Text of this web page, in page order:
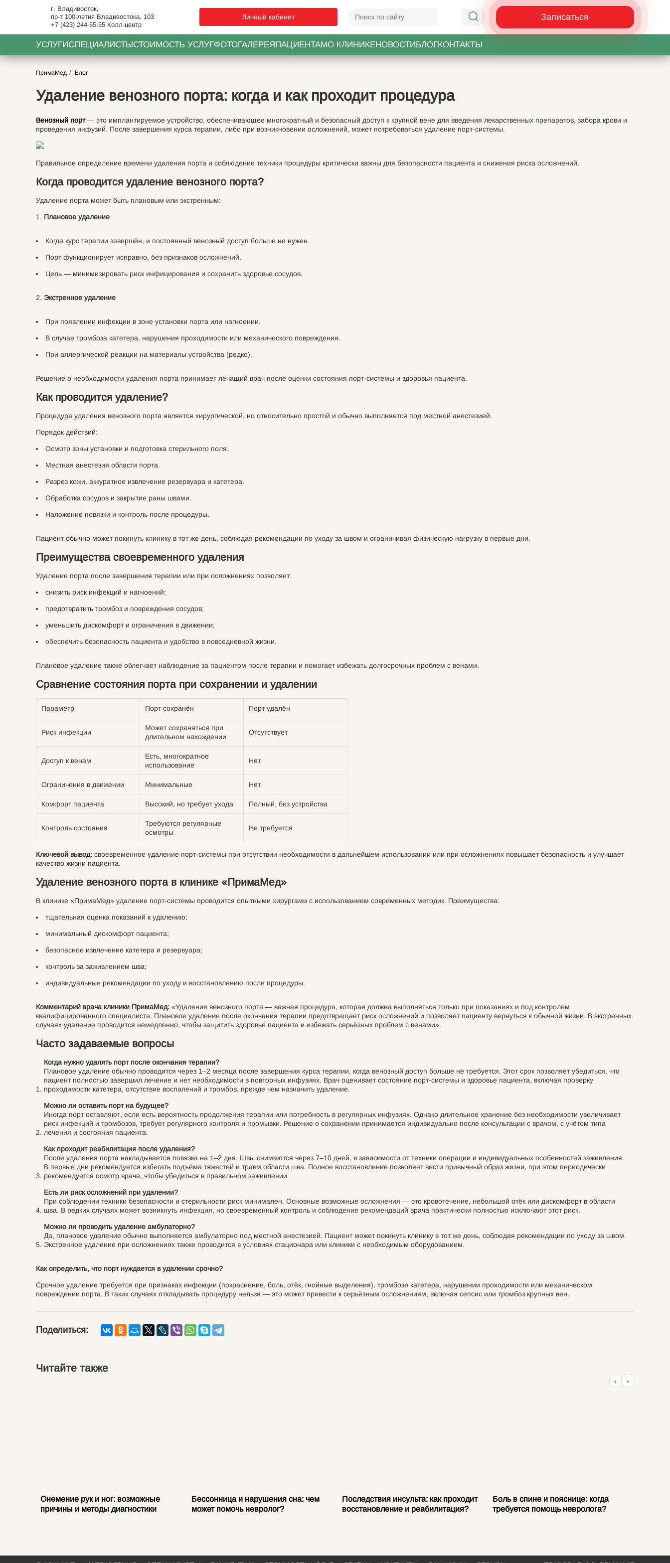
г. Владивосток,
пр-т 100-летия Владивостока, 103
+7 (423) 244-55-55 Колл-центр
Личный кабинет Записаться
УСЛУГИСПЕЦИАЛИСТЫСТОИМОСТЬ УСЛУГФОТОГАЛЕРЕЯПАЦИЕНТАМО КЛИНИКЕНОВОСТИБЛОГКОНТАКТЫ
ПримаМед Блог
Удаление венозного порта: когда и как проходит процедура
Венозный порт— это имплантируемое устройство, обеспечивающее многократный и безопасный доступ к крупной вене для введения лекарственных препаратов, забора крови и
проведения инфузий. После завершения курса терапии, либо при возникновении осложнений, может потребоваться удаление порт-системы.
Правильное определение времени удаления порта и соблюдение техники процедуры критически важны для безопасности пациента и снижения риска осложнений.
Когда проводится удаление венозного порта?
Удаление порта может быть плановым или экстренным:
Плановое удаление
Когда курс терапии завершён, и постоянный венозный доступ больше не нужен.
Порт функционирует исправно, без признаков осложнений.
Цель — минимизировать риск инфицирования и сохранить здоровье сосудов.
Экстренное удаление
При появлении инфекции в зоне установки порта или нагноении.
В случае тромбоза катетера, нарушения проходимости или механического повреждения.
При аллергической реакции на материалы устройства (редко).
Решение о необходимости удаления порта принимает лечащий врач после оценки состояния порт-системы и здоровья пациента.
Как проводится удаление?
Процедура удаления венозного порта является хирургической, но относительно простой и обычно выполняется под местной анестезией.
Порядок действий:
Осмотр зоны установки и подготовка стерильного поля.
Местная анестезия области порта.
Разрез кожи, аккуратное извлечение резервуара и катетера.
Обработка сосудов и закрытие раны швами.
Наложение повязки и контроль после процедуры.
Пациент обычно может покинуть клинику в тот же день, соблюдая рекомендации по уходу за швом и ограничивая физическую нагрузку в первые дни.
Преимущества своевременного удаления
Удаление порта после завершения терапии или при осложнениях позволяет:
снизить риск инфекций и нагноений;
предотвратить тромбоз и повреждения сосудов;
уменьшить дискомфорт и ограничения в движении;
обеспечить безопасность пациента и удобство в повседневной жизни.
Плановое удаление также облегчает наблюдение за пациентом после терапии и помогает избежать долгосрочных проблем с венами.
Сравнение состояния порта при сохранении и удалении
Параметр Порт сохранён Порт удалён
Риск инфекции
Может сохраняться при
длительном нахождении
Отсутствует
Доступ к венам
Есть, многократное
использование
Нет
Ограничения в движении Минимальные Нет
Комфорт пациента Высокий, но требует ухода Полный, без устройства
Контроль состояния
Требуются регулярные
осмотры
Не требуется
Ключевой вывод: своевременное удаление порт-системы при отсутствии необходимости в дальнейшем использовании или при осложнениях повышает безопасность и улучшает
качество жизни пациента.
Удаление венозного порта в клинике «ПримаМед»
В клинике «ПримаМед» удаление порт-системы проводится опытными хирургами с использованием современных методик. Преимущества:
тщательная оценка показаний к удалению;
минимальный дискомфорт пациента;
безопасное извлечение катетера и резервуара;
контроль за заживлением шва;
индивидуальные рекомендации по уходу и восстановлению после процедуры.
Комментарий врача клиники ПримаМед: «Удаление венозного порта — важная процедура, которая должна выполняться только при показаниях и под контролем
квалифицированного специалиста. Плановое удаление после окончания терапии предотвращает риск осложнений и позволяет пациенту вернуться к обычной жизни. В экстренных
случаях удаление проводится немедленно, чтобы защитить здоровье пациента и избежать серьёзных проблем с венами».
Часто задаваемые вопросы
Когда нужно удалять порт после окончания терапии?
Плановое удаление обычно проводится через 1–2 месяца после завершения курса терапии, когда венозный доступ больше не требуется. Этот срок позволяет убедиться, что
пациент полностью завершил лечение и нет необходимости в повторных инфузиях. Врач оценивает состояние порт-системы и здоровье пациента, включая проверку
проходимости катетера, отсутствие воспалений и тромбов, прежде чем назначить удаление.
Можно ли оставить порт на будущее?
Иногда порт оставляют, если есть вероятность продолжения терапии или потребность в регулярных инфузиях. Однако длительное хранение без необходимости увеличивает
риск инфекций и тромбозов, требует регулярного контроля и промывки. Решение о сохранении принимается индивидуально после консультации с врачом, с учётом типа
лечения и состояния пациента.
Как проходит реабилитация после удаления?
После удаления порта накладывается повязка на 1–2 дня. Швы снимаются через 7–10 дней, в зависимости от техники операции и индивидуальных особенностей заживления.
В первые дни рекомендуется избегать подъёма тяжестей и травм области шва. Полное восстановление позволяет вести привычный образ жизни, при этом периодически
рекомендуется осмотр врача, чтобы убедиться в правильном заживлении.
Есть ли риск осложнений при удалении?
При соблюдении техники безопасности и стерильности риск минимален. Основные возможные осложнения — это кровотечение, небольшой отёк или дискомфорт в области
шва. В редких случаях может возникнуть инфекция, но своевременный контроль и соблюдение рекомендаций врача практически полностью исключают этот риск.
Можно ли проводить удаление амбулаторно?
Да, плановое удаление обычно выполняется амбулаторно под местной анестезией. Пациент может покинуть клинику в тот же день, соблюдая рекомендации по уходу за швом.
Экстренное удаление при осложнениях также проводится в условиях стационара или клиники с необходимым оборудованием.
Как определить, что порт нуждается в удалении срочно?
Срочное удаление требуется при признаках инфекции (покраснение, боль, отёк, гнойные выделения), тромбозе катетера, нарушении проходимости или механическом
повреждении порта. В таких случаях откладывать процедуру нельзя — это может привести к серьёзным осложнениям, включая сепсис или тромбоз крупных вен.
Поделиться:
Читайте также
Онемение рук и ног: возможные
причины и методы диагностики
Бессонница и нарушения сна: чем
может помочь невролог?
Последствия инсульта: как проходит
восстановление и реабилитация?
Боль в спине и пояснице: когда
требуется помощь невролога?
‹ ›